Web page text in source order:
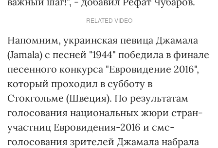
RELATED VIDEO
Напомним, украинская певица Джамала
(Jamala) с песней "1944" победила в финале
песенного конкурса "Евровидение 2016",
который проходил в субботу в
Стокгольме (Швеция). По результатам
голосования национальных жюри стран-
участниц Евровидения-2016 и смс-
голосования зрителей Джамала набрала